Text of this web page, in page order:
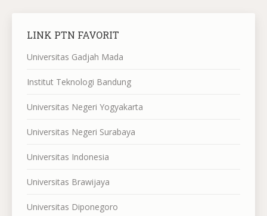
LINK PTN FAVORIT
Universitas Gadjah Mada
Institut Teknologi Bandung
Universitas Negeri Yogyakarta
Universitas Negeri Surabaya
Universitas Indonesia
Universitas Brawijaya
Universitas Diponegoro